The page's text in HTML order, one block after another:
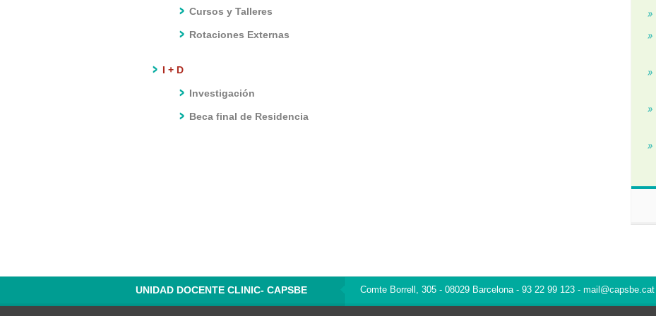
Cursos y Talleres
Rotaciones Externas
I + D
Investigación
Beca final de Residencia
UNIDAD DOCENTE CLINIC- CAPSBE Comte Borrell, 305 - 08029 Barcelona - 93 22 99 123 - mail@capsbe.cat